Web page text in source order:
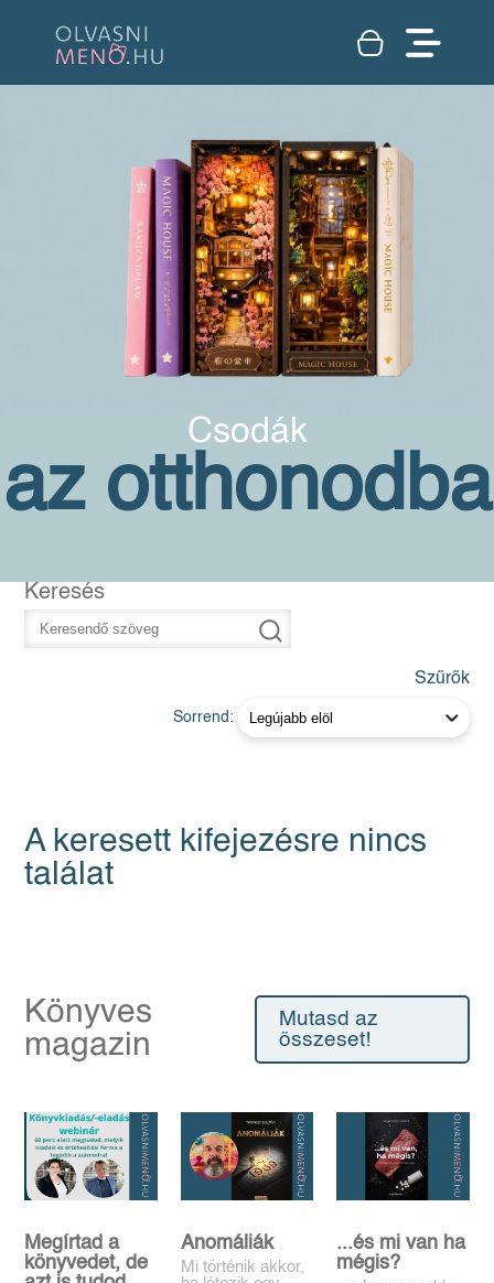
Csodák
az otthonodba
Keresés
Szűrők
Sorrend:
A keresett kifejezésre nincs
találat
Könyves
magazin
Mutasd az
összeset!
Megírtad a
könyvedet, de
Anomáliák
Mi történik akkor,
...és mi van ha
mégis?